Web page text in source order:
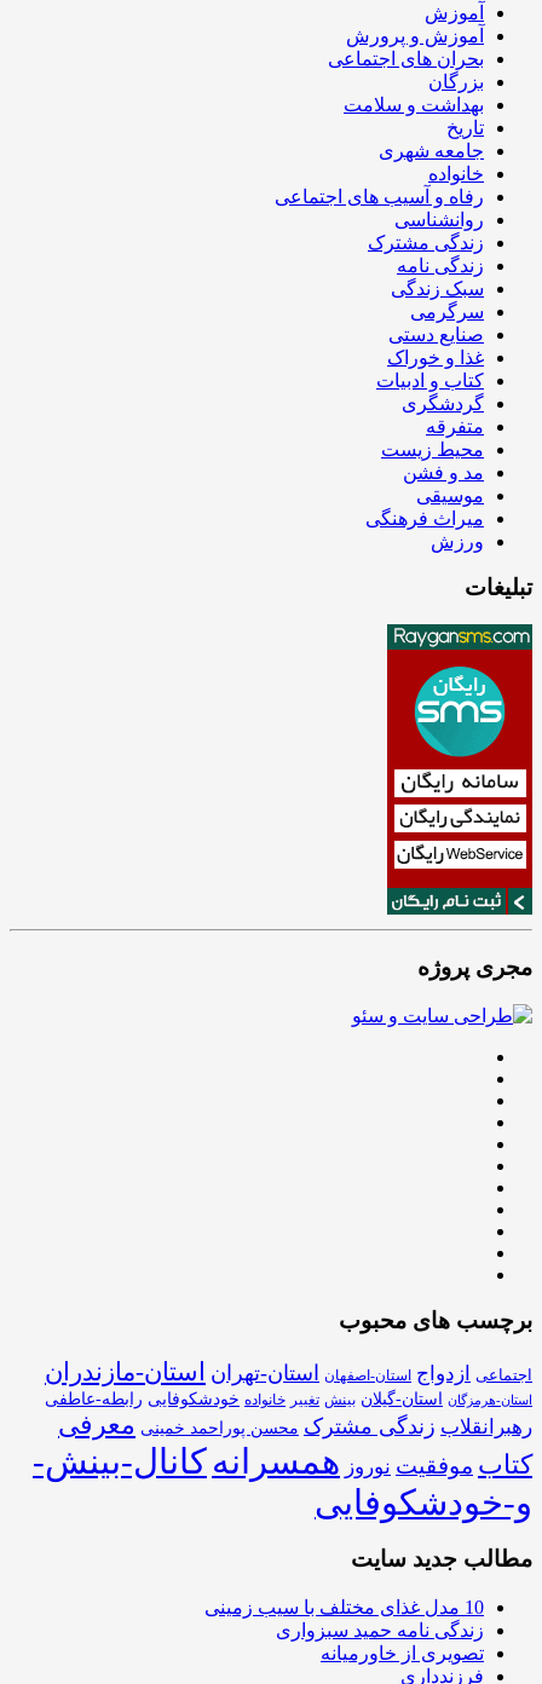
آموزش
آموزش و پرورش
بحران های اجتماعی
بزرگان
بهداشت و سلامت
تاریخ
جامعه شهری
خانواده
رفاه و آسیب های اجتماعی
روانشناسی
زندگی مشترک
زندگی نامه
سبک زندگی
سرگرمی
صنایع دستی
غذا و خوراک
کتاب و ادبیات
گردشگری
متفرقه
محیط زیست
مد و فشن
موسیقی
میراث فرهنگی
ورزش
تبلیغات
مجری پروژه
برچسب های محبوب
اجتماعی ازدواج استان-اصفهان استان-تهران استان-مازندران
استان-هرمزگان استان-گیلان بینش تغییر خانواده خودشکوفایی رابطه-عاطفی
رهبرانقلاب زندگی مشترک محسن پوراحمد خمینی معرفی
کتاب موفقیت نوروز همسرانهکانال-بینش-
و-خودشکوفایی
مطالب جدید سایت
10 مدل غذای مختلف با سیب زمینی
زندگی نامه حمید سبزواری
تصویری از خاورمیانه
فرزندداری